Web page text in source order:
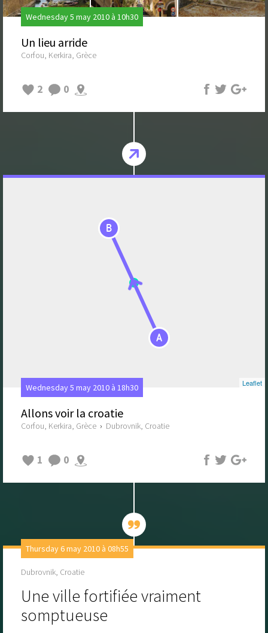
Wednesday 5 may 2010 à 10h30
Un lieu arride
Corfou, Kerkira, Grèce
2 0
A
B
Leaflet
Wednesday 5 may 2010 à 18h30
Allons voir la croatie
Corfou, Kerkira, Grèce › Dubrovnik, Croatie
1 0
Thursday 6 may 2010 à 08h55
Dubrovnik, Croatie
Une ville fortifiée vraiment
somptueuse